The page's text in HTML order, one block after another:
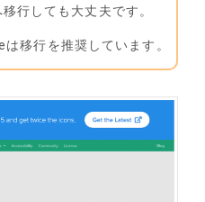
行しても大丈夫です。
移行を推奨しています。